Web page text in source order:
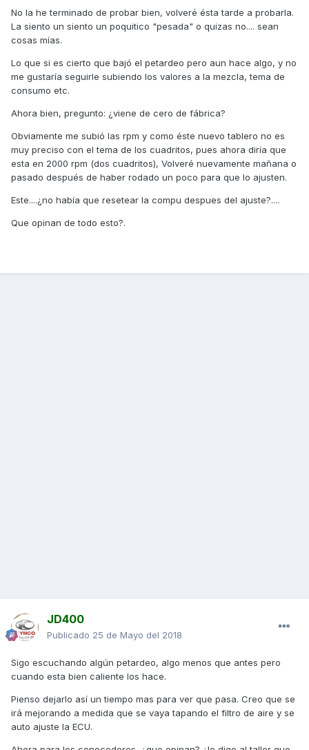
No la he terminado de probar bien, volveré ésta tarde a probarla.
La siento un siento un poquitico "pesada" o quizas no.... sean
cosas mías.
Lo que si es cierto que bajó el petardeo pero aun hace algo, y no
me gustaría seguirle subiendo los valores a la mezcla, tema de
consumo etc.
Ahora bien, pregunto: ¿viene de cero de fábrica?
Obviamente me subió las rpm y como éste nuevo tablero no es
muy preciso con el tema de los cuadritos, pues ahora diría que
esta en 2000 rpm (dos cuadritos), Volveré nuevamente mañana o
pasado después de haber rodado un poco para que lo ajusten.
Este....¿no había que resetear la compu despues del ajuste?....
Que opinan de todo esto?.
JD400
Publicado 25 de Mayo del 2018
Sigo escuchando algún petardeo, algo menos que antes pero
cuando esta bien caliente los hace.
Pienso dejarlo así un tiempo mas para ver que pasa. Creo que se
irá mejorando a medida que se vaya tapando el filtro de aire y se
auto ajuste la ECU.